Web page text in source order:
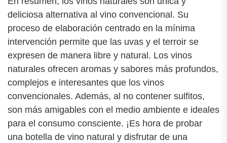
deliciosa alternativa al vino convencional. Su
proceso de elaboración centrado en la mínima
intervención permite que las uvas y el terroir se
expresen de manera libre y natural. Los vinos
naturales ofrecen aromas y sabores más profundos,
complejos e interesantes que los vinos
convencionales. Además, al no contener sulfitos,
son más amigables con el medio ambiente e ideales
para el consumo consciente. ¡Es hora de probar
una botella de vino natural y disfrutar de una